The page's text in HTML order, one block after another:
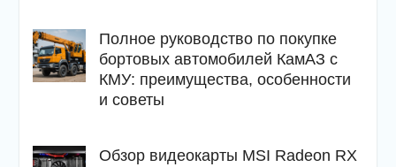
Полное руководство по покупке
бортовых автомобилей КамАЗ с
КМУ: преимущества, особенности
и советы
Обзор видеокарты MSI Radeon RX